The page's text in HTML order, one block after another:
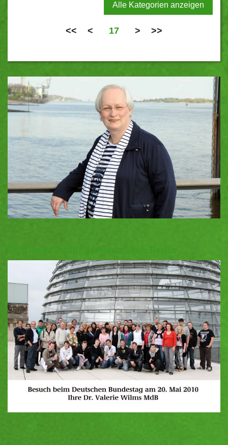
Alle Kategorien anzeigen
<< < 17 > >>
Politische Bildungsreisen nach Berlin